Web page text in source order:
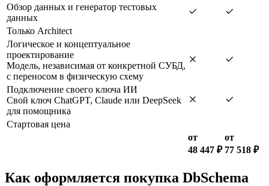
Обзор данных и генератор тестовых
данных
Только Architect
Логическое и концептуальное
проектирование
Модель, независимая от конкретной СУБД,
с переносом в физическую схему
Подключение своего ключа ИИ
Свой ключ ChatGPT, Claude или DeepSeek
для помощника
Стартовая цена
от
48 447 ₽
от
77 518 ₽
Как оформляется покупка DbSchema